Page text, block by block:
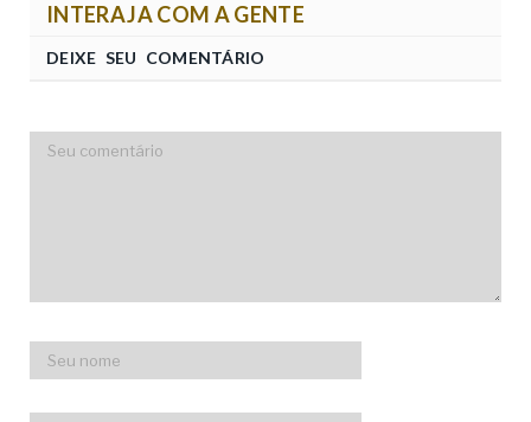
INTERAJA COM A GENTE
DEIXE SEU COMENTÁRIO